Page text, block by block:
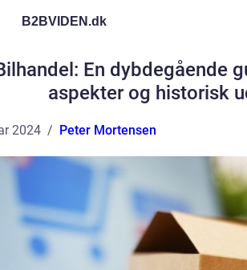
B2BVIDEN.dk
En dybdegående
aspekter og historisk
2024 Peter Mortensen